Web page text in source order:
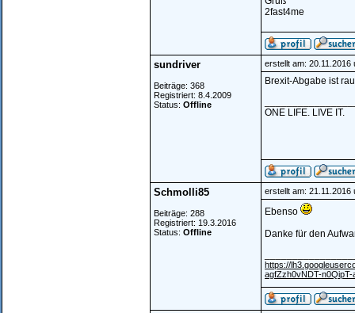
2fast4me
sundriver
Beiträge: 368
Registriert: 8.4.2009
Status: Offline
erstellt am: 20.11.2016
Brexit-Abgabe ist
ONE LIFE. LIVE IT.
Schmolli85
Beiträge: 288
Registriert: 19.3.2016
Status: Offline
erstellt am: 21.11.2016
Ebenso
Danke für den
https://
agfZzh0vNDT-